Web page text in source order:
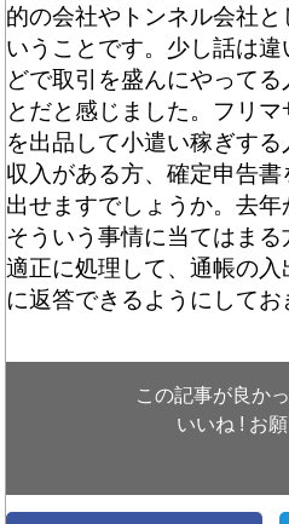
的の会社やトンネル会社
いうことです。少し話は
どで取引を盛んにやって
とだと感じました。フリ
を出品して小遣い稼ぎす
収入がある方、確定申告
出せますでしょうか。去
そういう事情に当てはま
適正に処理して、通帳の
に返答できるようにしてお
この記事が良か
いいね ! お